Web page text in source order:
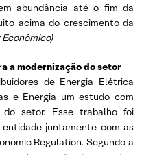
abundância até o fim da
acima do crescimento da
a modernização do setor
de Energia Elétrica
e Energia um estudo com
do setor. Esse trabalho foi
juntamente com as
Regulation. Segundo a